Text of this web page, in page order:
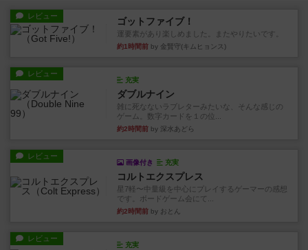
レビュー ゴットファイブ！
運要素があり楽しめました。またやりたいです。
約1時間前 by 金賢守(キムヒョンス)
レビュー
充実
ダブルナイン
雑に死なないラブレターみたいな、そんな感じの
ゲーム。数字カードを１の位...
約2時間前 by 深水あどら
レビュー
画像付き 充実
コルトエクスプレス
星7軽〜中量級を中心にプレイするゲーマーの感想
です。ボードゲーム会にて...
約2時間前 by おとん
レビュー
充実